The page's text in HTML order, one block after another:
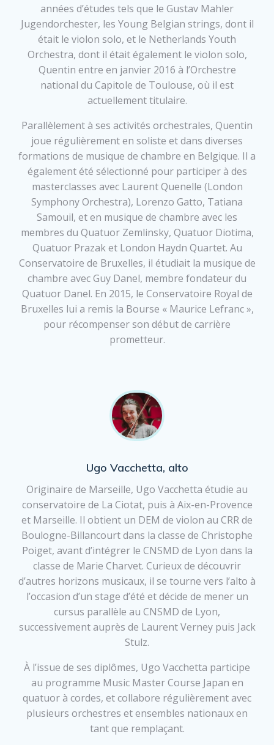
années d’études tels que le Gustav Mahler
Jugendorchester, les Young Belgian strings, dont il
était le violon solo, et le Netherlands Youth
Orchestra, dont il était également le violon solo,
Quentin entre en janvier 2016 à l’Orchestre
national du Capitole de Toulouse, où il est
actuellement titulaire.
Parallèlement à ses activités orchestrales, Quentin
joue régulièrement en soliste et dans diverses
formations de musique de chambre en Belgique. Il a
également été sélectionné pour participer à des
masterclasses avec Laurent Quenelle (London
Symphony Orchestra), Lorenzo Gatto, Tatiana
Samouil, et en musique de chambre avec les
membres du Quatuor Zemlinsky, Quatuor Diotima,
Quatuor Prazak et London Haydn Quartet. Au
Conservatoire de Bruxelles, il étudiait la musique de
chambre avec Guy Danel, membre fondateur du
Quatuor Danel. En 2015, le Conservatoire Royal de
Bruxelles lui a remis la Bourse « Maurice Lefranc »,
pour récompenser son début de carrière
prometteur.
Ugo Vacchetta, alto
Originaire de Marseille, Ugo Vacchetta étudie au
conservatoire de La Ciotat, puis à Aix-en-Provence
et Marseille. Il obtient un DEM de violon au CRR de
Boulogne-Billancourt dans la classe de Christophe
Poiget, avant d’intégrer le CNSMD de Lyon dans la
classe de Marie Charvet. Curieux de découvrir
d’autres horizons musicaux, il se tourne vers l’alto à
l’occasion d’un stage d’été et décide de mener un
cursus parallèle au CNSMD de Lyon,
successivement auprès de Laurent Verney puis Jack
Stulz.
À l’issue de ses diplômes, Ugo Vacchetta participe
au programme Music Master Course Japan en
quatuor à cordes, et collabore régulièrement avec
plusieurs orchestres et ensembles nationaux en
tant que remplaçant.